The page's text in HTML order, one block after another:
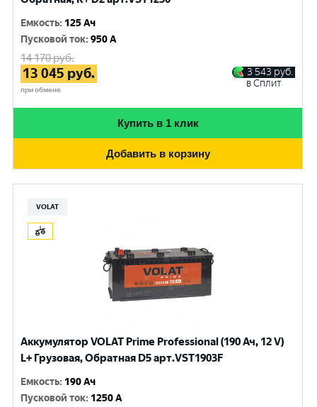
Емкость: 125 Ач
Пусковой ток:950 A
14 170руб.
13 045 руб.
при обмене
3 543 руб.
в Сплит
Купить в 1 клик
Добавить в корзину
VOLAT
Аккумулятор VOLAT Prime Professional (190 Ач, 12 V)
L+ Грузовая, Обратная D5 арт.VST1903F
Емкость: 190 Ач
Пусковой ток: 1250 A